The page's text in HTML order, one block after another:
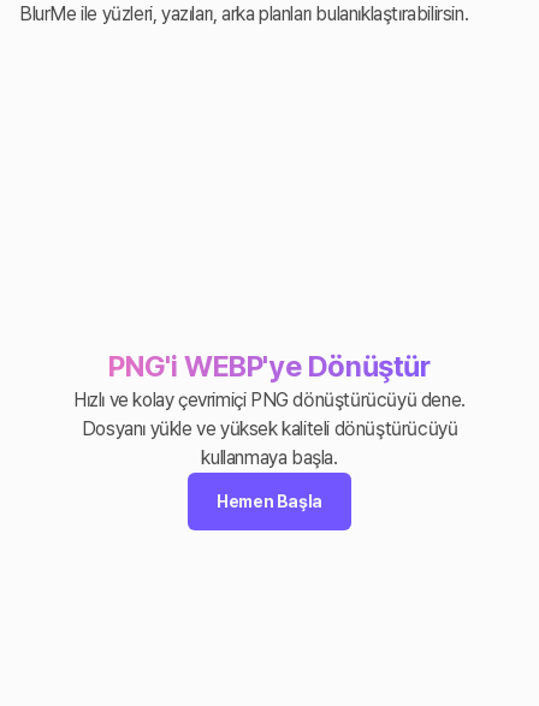
BlurMe ile yüzleri, yazıları, arka planları bulanıklaştırabilirsin.
PNG'i WEBP'ye Dönüştür
Hızlı ve kolay çevrimiçi PNG dönüştürücüyü dene.
Dosyanı yükle ve yüksek kaliteli dönüştürücüyü
kullanmaya başla.
Hemen Başla